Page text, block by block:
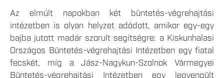
Az elmúlt napokban két büntetés-végrehajtási
intézetben is olyan helyzet adódott, amikor egy-egy
bajba jutott madár szorult segítségre: a Kiskunhalasi
Országos Büntetés-végrehajtási Intézetben egy fiatal
fecskét, míg a Jász-Nagykun-Szolnok Vármegyei
Büntetés-végrehajtási Intézetben egy legyengült